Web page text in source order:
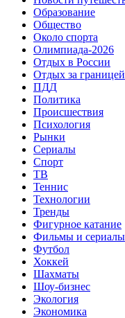
Образование
Общество
Около спорта
Олимпиада-2026
Отдых в России
Отдых за границей
ПДД
Политика
Происшествия
Психология
Рынки
Сериалы
Спорт
ТВ
Теннис
Технологии
Тренды
Фигурное катание
Фильмы и сериалы
Футбол
Хоккей
Шахматы
Шоу-бизнес
Экология
Экономика